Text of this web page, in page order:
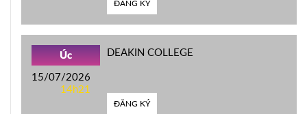
ĐĂNG KÝ
Úc
15/07/2026
14h21
DEAKIN COLLEGE
ĐĂNG KÝ